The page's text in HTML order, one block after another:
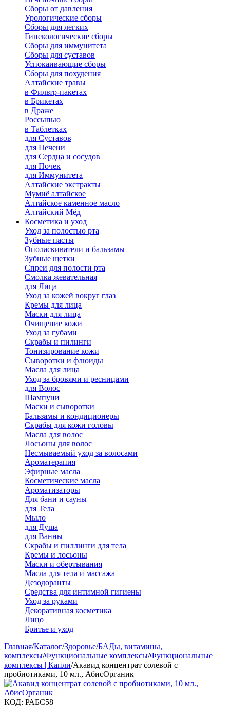
Сборы от давления
Урологические сборы
Сборы для легких
Гинекологические сборы
Сборы для иммунитета
Сборы для суставов
Успокаивающие сборы
Сборы для похудения
Алтайские травы
в Фильтр-пакетах
в Брикетах
в Драже
Россыпью
в Таблетках
для Cуставов
для Печени
для Сердца и сосудов
для Почек
для Иммунитета
Алтайские экстракты
Мумиё алтайское
Алтайское каменное масло
Алтайский Мёд
Косметика и уход
Уход за полостью рта
Зубные пасты
Ополаскиватели и бальзамы
Зубные щетки
Спреи для полости рта
Смолка жевательная
для Лица
Уход за кожей вокруг глаз
Кремы для лица
Маски для лица
Очищение кожи
Уход за губами
Скрабы и пилинги
Тонизирование кожи
Сыворотки и флюиды
Масла для лица
Уход за бровями и ресницами
для Волос
Шампуни
Маски и сыворотки
Бальзамы и кондиционеры
Скрабы для кожи головы
Масла для волос
Лосьоны для волос
Несмываемый уход за волосами
Ароматерапия
Эфирные масла
Косметические масла
Ароматизаторы
Для бани и сауны
для Тела
Мыло
для Душа
для Ванны
Скрабы и пиллинги для тела
Кремы и лосьоны
Маски и обертывания
Масла для тела и массажа
Дезодоранты
Средства для интимной гигиены
Уход за руками
Декоративная косметика
Лицо
Бритье и уход
Главная/Каталог/Здоровье/БАДы, витамины,
комплексы/Функциональные комплексы/Функциональные
комплексы | Капли/Акавид концентрат солевой с
пробиотиками, 10 мл., АбисОрганик
КОД: РАБС58